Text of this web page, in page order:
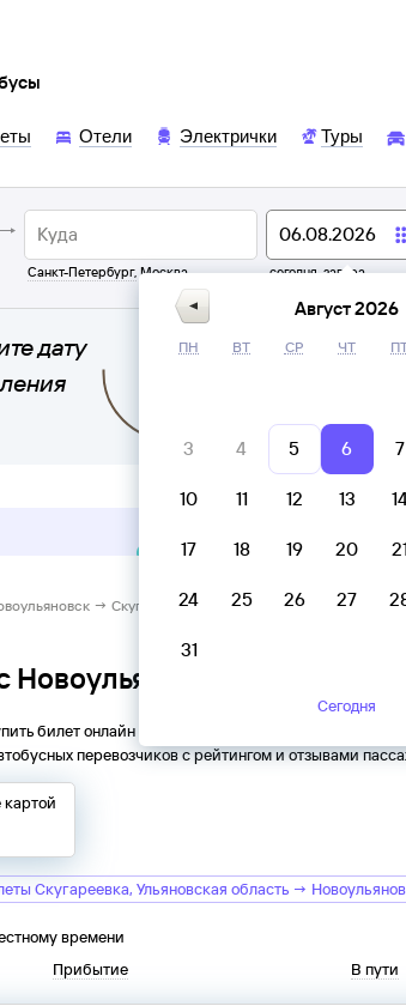
Отели Электрички Туры
Санкт-Петербург, Москва сегодня, завтра
дату
→ Скугареевка, Ульяновская область
Новоульяновск →
билет онлайн на автобус из
перевозчиков с рейтингом и отзывами
картой
Скугареевка, Ульяновская область →
времени
Прибытие В пути
Август 2026
ПН ВТ СР ЧТ
3 4 5 6 7
10 11 12 13
17 18 19 20
24 25 26 27
31
Сегодня